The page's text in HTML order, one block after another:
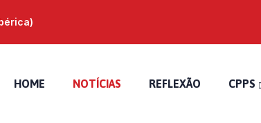
HOME NOTÍCIAS REFLEXÃO CPPS